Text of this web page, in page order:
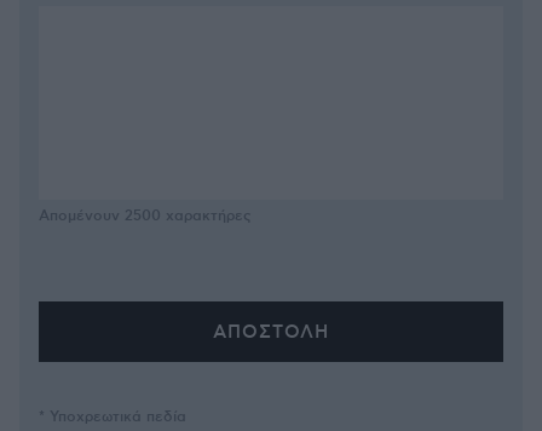
Απομένουν 2500 χαρακτήρες
* Υποχρεωτικά πεδία